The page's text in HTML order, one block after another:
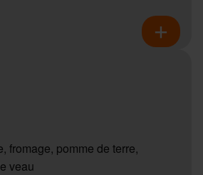
fromage, pomme de terre,
veau